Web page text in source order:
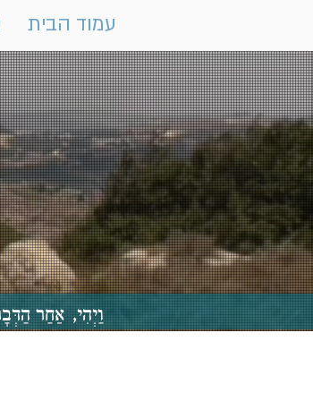
עמוד הבית
וַיְהִי, אַחַר